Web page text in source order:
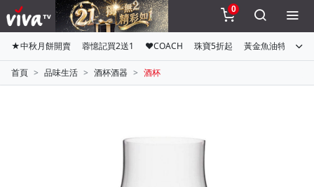
0
★中秋月餅開賣 蓉憶記買2送1 ♥COACH 珠寶5折起 黃金魚油特惠組
首頁 品味生活 酒杯酒器 酒杯